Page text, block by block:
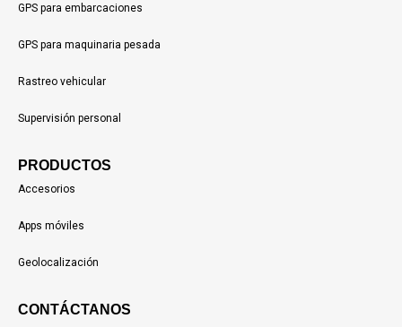
GPS para embarcaciones
GPS para maquinaria pesada
Rastreo vehicular
Supervisión personal
PRODUCTOS
Accesorios
Apps móviles
Geolocalización
CONTÁCTANOS